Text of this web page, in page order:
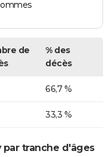
de
% des
décès
66,7 %
33,3 %
par tranche d'âges